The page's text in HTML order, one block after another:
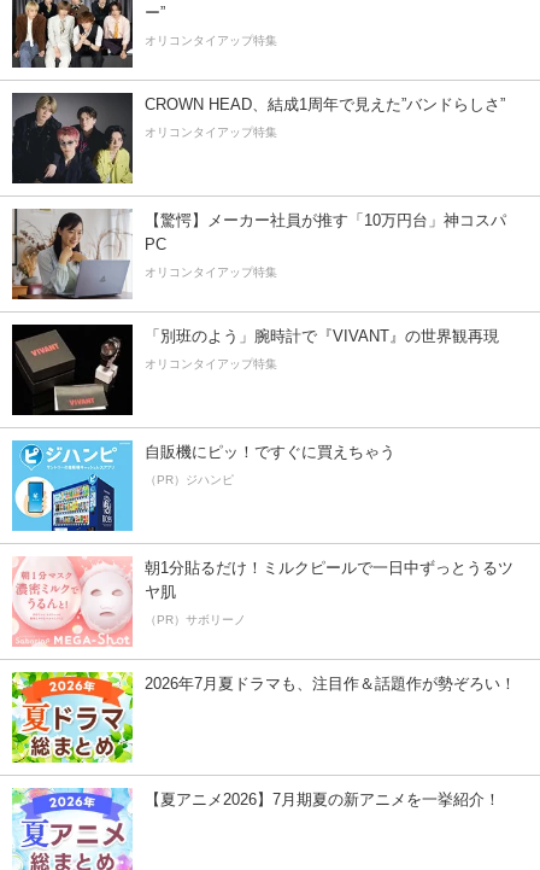
ー”
オリコンタイアップ特集
CROWN HEAD、結成1周年で見えた”バンドらしさ”
オリコンタイアップ特集
【驚愕】メーカー社員が推す「10万円台」神コスパ
PC
オリコンタイアップ特集
「別班のよう」腕時計で『VIVANT』の世界観再現
オリコンタイアップ特集
自販機にピッ！ですぐに買えちゃう
（PR）ジハンピ
朝1分貼るだけ！ミルクピールで一日中ずっとうるツ
ヤ肌
（PR）サボリーノ
2026年7月夏ドラマも、注目作＆話題作が勢ぞろい！
【夏アニメ2026】7月期夏の新アニメを一挙紹介！